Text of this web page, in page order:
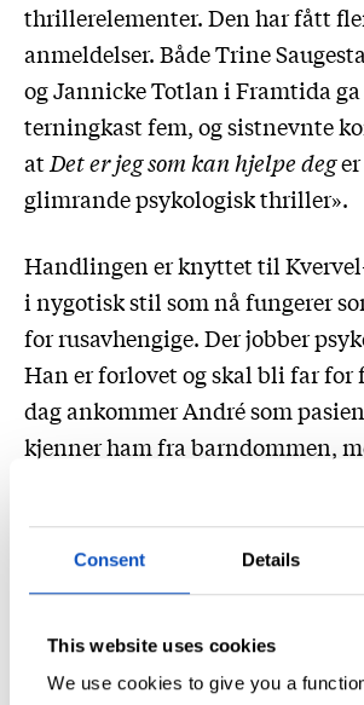
Consent Details
This website uses cookies
We use cookies to give you a
thrillerelementer. Den har fått
anmeldelser. Både Trine
og Jannicke Totlan i Framtida
terningkast fem, og sistnevnte
atDet er jeg som kan hjelpe deg
glimrande psykologisk thriller».
Handlingen er knyttet til
i nygotisk stil som nå fungerer
for rusavhengige. Der jobber
Han er forlovet og skal bli far for
dag ankommer André som
kjenner ham fra barndommen,
fortelle sjefen sin om relasjonen.
seg og greier ikke si mer enn at
samme skole». Det er absolutt
Edvin er et mobbeoffer, André